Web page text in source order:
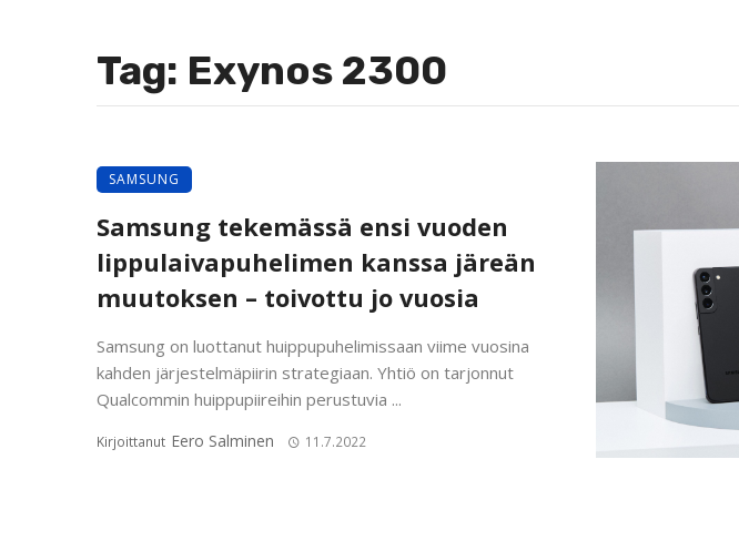
Tag: Exynos 2300
SAMSUNG
Samsung tekemässä ensi vuoden
lippulaivapuhelimen kanssa järeän
muutoksen – toivottu jo vuosia
Samsung on luottanut huippupuhelimissaan viime vuosina
kahden järjestelmäpiirin strategiaan. Yhtiö on tarjonnut
Qualcommin huippupiireihin perustuvia ...
Kirjoittanut Eero Salminen 11.7.2022